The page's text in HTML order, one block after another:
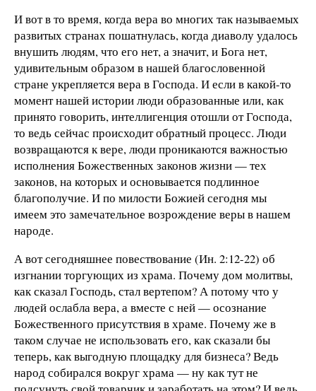
И вот в то время, когда вера во многих так называемых
развитых странах пошатнулась, когда диаволу удалось
внушить людям, что его нет, а значит, и Бога нет,
удивительным образом в нашей благословенной
стране укрепляется вера в Господа. И если в какой-то
момент нашей истории люди образованные или, как
принято говорить, интеллигенция отошли от Господа,
то ведь сейчас происходит обратный процесс. Люди
возвращаются к вере, люди проникаются важностью
исполнения Божественных законов жизни — тех
законов, на которых и основывается подлинное
благополучие. И по милости Божией сегодня мы
имеем это замечательное возрождение веры в нашем
народе.
А вот сегодняшнее повествование (Ин. 2:12-22) об
изгнании торгующих из храма. Почему дом молитвы,
как сказал Господь, стал вертепом? А потому что у
людей ослабла вера, а вместе с ней — осознание
Божественного присутствия в храме. Почему же в
таком случае не использовать его, как сказали бы
теперь, как выгодную площадку для бизнеса? Ведь
народ собирался вокруг храма — ну как тут не